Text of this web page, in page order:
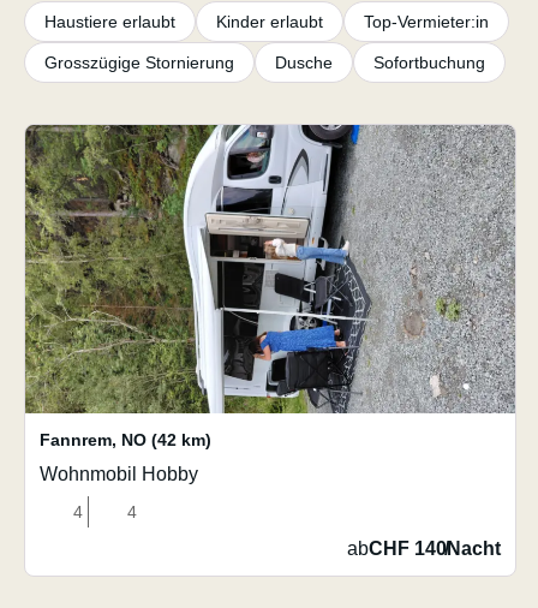
Haustiere erlaubt Kinder erlaubt Top-Vermieter:in
Grosszügige Stornierung Dusche Sofortbuchung
Fannrem, NO (42 km)
Wohnmobil Hobby
4 4
abCHF 140/Nacht